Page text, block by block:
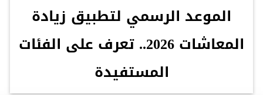
الموعد الرسمي لتطبيق زيادة
المعاشات 2026.. تعرف على الفئات
المستفيدة